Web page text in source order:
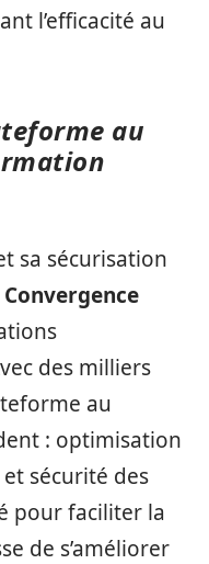
l’efficacité au
au
sa sécurisation
Convergence
des milliers
au
: optimisation
sécurité des
pour faciliter la
de s’améliorer